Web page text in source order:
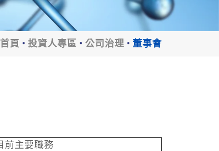
首頁 投資人專區 公司治理 董事會
前主要職務